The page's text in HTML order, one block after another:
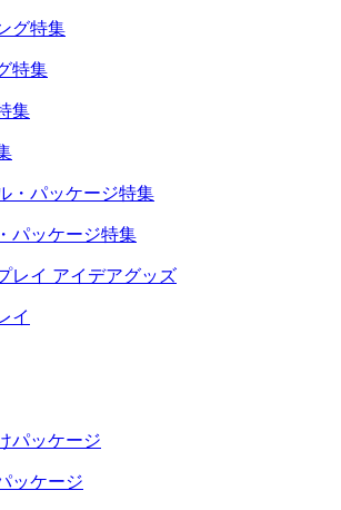
特集
パッケージ特集
イ
ッケージ